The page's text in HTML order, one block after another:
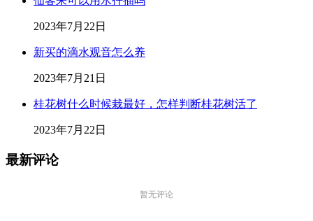
2023年7月22日
新买的滴水观音怎么养
2023年7月21日
桂花树什么时候栽最好，怎样判断桂花树活了
2023年7月22日
最新评论
暂无评论